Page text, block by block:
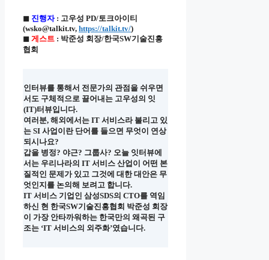
◼ 진행자: 고우성 PD/토크아이티
(wsko@talkit.tv, https://talkit.tv/)
◼ 게스트 : 박준성 회장/한국SW기술진흥
협회
인터뷰를 통해서 전문가의 관점을 쉬우면
서도 구체적으로 끌어내는 고우성의 잇
(IT)터뷰입니다.
여러분, 해외에서는 IT 서비스라 불리고 있
는 SI 사업이란 단어를 들으면 무엇이 연상
되시나요?
갑을 병정? 야근? 그룹사? 오늘 잇터뷰에
서는 우리나라의 IT 서비스 산업이 어떤 본
질적인 문제가 있고 그것에 대한 대안은 무
엇인지를 논의해 보려고 합니다.
IT 서비스 기업인 삼성SDS의 CTO를 역임
하신 현 한국SW기술진흥협회 박준성 회장
이 가장 안타까워하는 한국만의 왜곡된 구
조는 ‘IT 서비스의 외주화’였습니다.